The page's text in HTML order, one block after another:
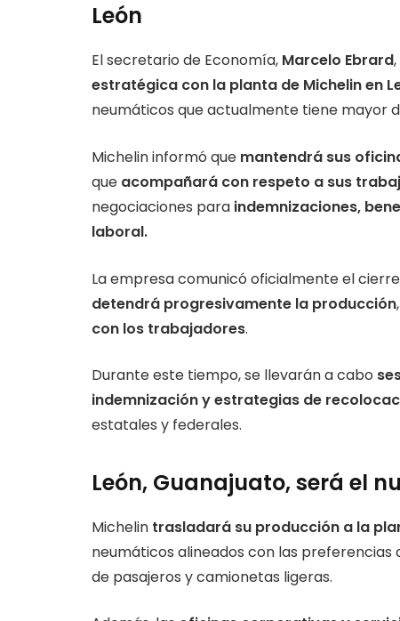
León
El secretario de Economía, Marcelo Ebrard
estratégica con la planta de Michelin en
neumáticos que actualmente tiene mayor
Michelin informó que mantendrá sus
que acompañará con respeto a sus
negociaciones para indemnizaciones,
laboral.
La empresa comunicó oficialmente el
detendrá progresivamente la producción
con los trabajadores.
Durante este tiempo, se llevarán a cabo
indemnización y estrategias de
estatales y federales.
León, Guanajuato, será el
Michelin trasladará su producción a la
neumáticos alineados con las
de pasajeros y camionetas ligeras.